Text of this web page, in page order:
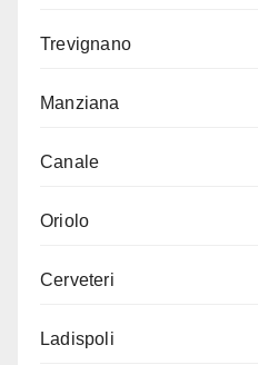
Trevignano
Manziana
Canale
Oriolo
Cerveteri
Ladispoli